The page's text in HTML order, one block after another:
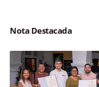
Nota Destacada